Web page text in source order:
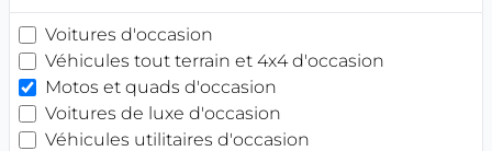
Voitures d'occasion
Véhicules tout terrain et 4x4 d'occasion
Motos et quads d'occasion
Voitures de luxe d'occasion
Véhicules utilitaires d'occasion